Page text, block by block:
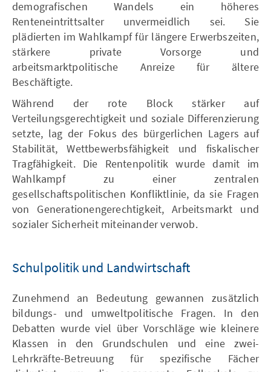
demografischen Wandels ein höheres
Renteneintrittsalter unvermeidlich sei. Sie
plädierten im Wahlkampf für längere Erwerbszeiten,
stärkere private Vorsorge und
arbeitsmarktpolitische Anreize für ältere
Beschäftigte.
Während der rote Block stärker auf
Verteilungsgerechtigkeit und soziale Differenzierung
setzte, lag der Fokus des bürgerlichen Lagers auf
Stabilität, Wettbewerbsfähigkeit und fiskalischer
Tragfähigkeit. Die Rentenpolitik wurde damit im
Wahlkampf zu einer zentralen
gesellschaftspolitischen Konfliktlinie, da sie Fragen
von Generationengerechtigkeit, Arbeitsmarkt und
sozialer Sicherheit miteinander verwob.
Schulpolitik und Landwirtschaft
Zunehmend an Bedeutung gewannen zusätzlich
bildungs- und umweltpolitische Fragen. In den
Debatten wurde viel über Vorschläge wie kleinere
Klassen in den Grundschulen und eine zwei-
Lehrkräfte-Betreuung für spezifische Fächer